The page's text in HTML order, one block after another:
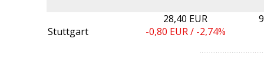
Stuttgart
28,40 EUR
-0,80 EUR / -2,74%